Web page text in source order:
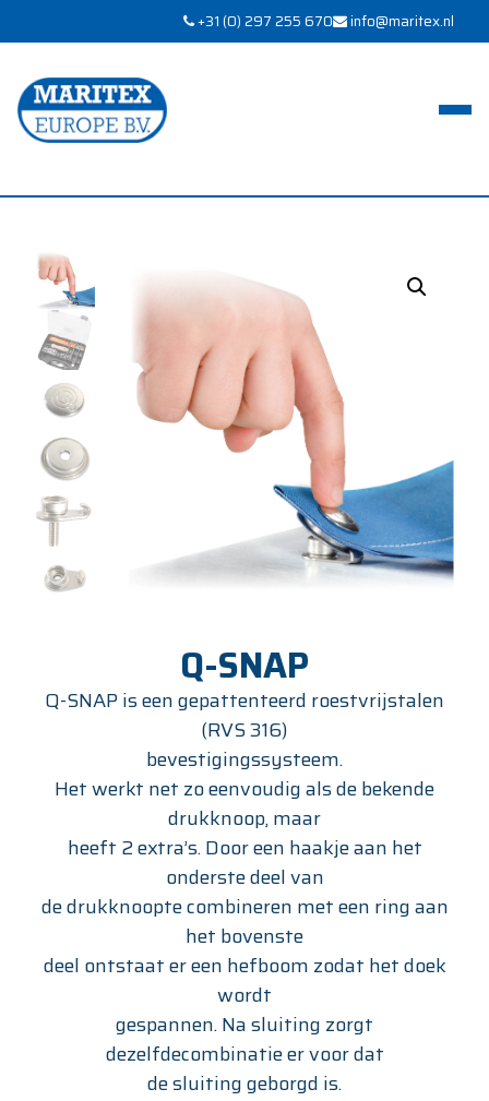
+31 (0) 297 255 670 info@maritex.nl
Q-SNAP
Q-SNAP is een gepattenteerd roestvrijstalen
(RVS 316)
bevestigingssysteem.
Het werkt net zo eenvoudig als de bekende
drukknoop, maar
heeft 2 extra’s. Door een haakje aan het
onderste deel van
de drukknoopte combineren met een ring aan
het bovenste
deel ontstaat er een hefboom zodat het doek
wordt
gespannen. Na sluiting zorgt
dezelfdecombinatie er voor dat
de sluiting geborgd is.